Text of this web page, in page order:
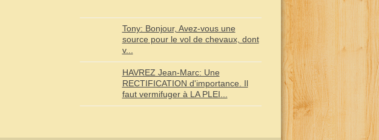
Tony: Bonjour, Avez-vous une
source pour le vol de chevaux, dont
v...
HAVREZ Jean-Marc: Une
RECTIFICATION d'importance. Il
faut vermifuger à LA PLEI...